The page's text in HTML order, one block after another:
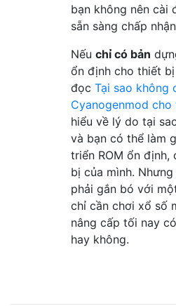
bạn không nên cài
sẵn sàng chấp
Nếu chỉ có bản
ổn định cho thiết
đọc Tại sao không
Cyanogenmod
hiểu về lý do tại
và bạn có thể làm
triển ROM ổn
bị của mình.
phải gắn bó với
chỉ cần chơi xổ số
nâng cấp tối nay
hay không.